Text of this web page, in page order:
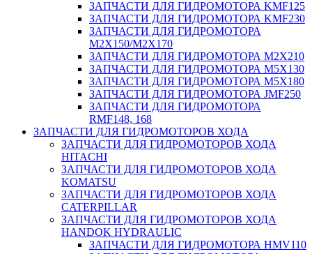
ЗАПЧАСТИ ДЛЯ ГИДРОМОТОРА KMF125
ЗАПЧАСТИ ДЛЯ ГИДРОМОТОРА KMF230
ЗАПЧАСТИ ДЛЯ ГИДРОМОТОРА
M2X150/M2X170
ЗАПЧАСТИ ДЛЯ ГИДРОМОТОРА M2X210
ЗАПЧАСТИ ДЛЯ ГИДРОМОТОРА M5X130
ЗАПЧАСТИ ДЛЯ ГИДРОМОТОРА M5X180
ЗАПЧАСТИ ДЛЯ ГИДРОМОТОРА JMF250
ЗАПЧАСТИ ДЛЯ ГИДРОМОТОРА
RMF148, 168
ЗАПЧАСТИ ДЛЯ ГИДРОМОТОРОВ ХОДА
ЗАПЧАСТИ ДЛЯ ГИДРОМОТОРОВ ХОДА
HITACHI
ЗАПЧАСТИ ДЛЯ ГИДРОМОТОРОВ ХОДА
KOMATSU
ЗАПЧАСТИ ДЛЯ ГИДРОМОТОРОВ ХОДА
CATERPILLAR
ЗАПЧАСТИ ДЛЯ ГИДРОМОТОРОВ ХОДА
HANDOK HYDRAULIC
ЗАПЧАСТИ ДЛЯ ГИДРОМОТОРА HMV110